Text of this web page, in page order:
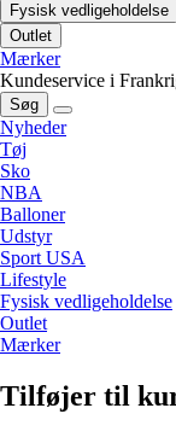
Fysisk vedligeholdelse
Outlet
Mærker
Kundeservice i
Søg
Nyheder
Tøj
Sko
NBA
Balloner
Udstyr
Sport USA
Lifestyle
Fysisk vedligeholdelse
Outlet
Mærker
Tilføjer til